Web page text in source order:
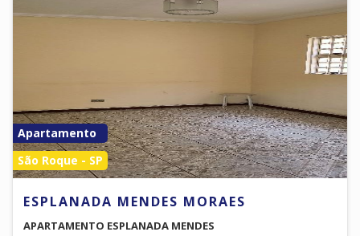
Apartamento
São Roque - SP
ESPLANADA MENDES MORAES
APARTAMENTO ESPLANADA MENDES